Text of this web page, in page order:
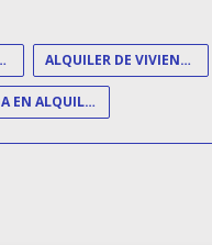
ALQUILER DE VIVIENDAS
VIVIENDA EN ALQUILER